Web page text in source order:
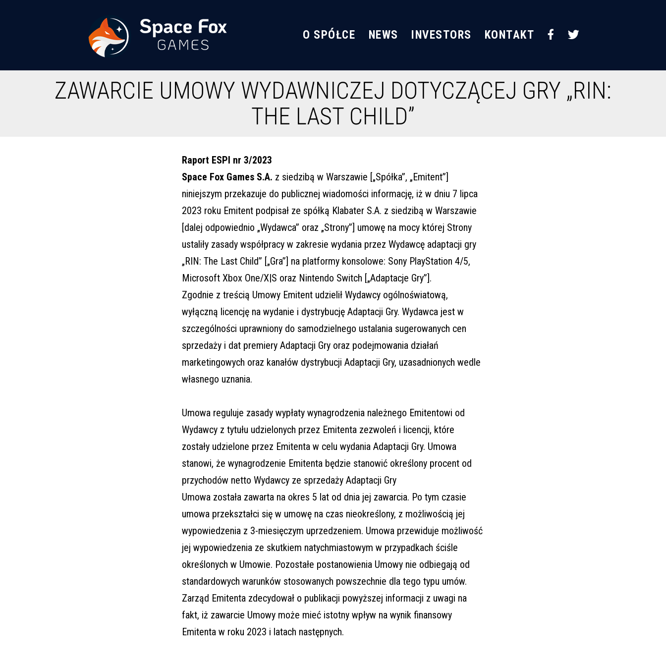
Fox
O SPÓŁCE NEWS INVESTORS KONTAKT
ZAWARCIE UMOWY WYDAWNICZEJ DOTYCZĄCEJ GRY „RIN:
THE LAST CHILD”
Raport ESPI nr 3/2023
Space Fox Games S.A. z siedzibą w Warszawie [„Spółka”, „Emitent”]
niniejszym przekazuje do publicznej wiadomości informację, iż w dniu 7 lipca
2023 roku Emitent podpisał ze spółką Klabater S.A. z siedzibą w Warszawie
[dalej odpowiednio „Wydawca” oraz „Strony”] umowę na mocy której Strony
ustaliły zasady współpracy w zakresie wydania przez Wydawcę adaptacji gry
„RIN: The Last Child” [„Gra”] na platformy konsolowe: Sony PlayStation 4/5,
Microsoft Xbox One/X|S oraz Nintendo Switch [„Adaptacje Gry”].
Zgodnie z treścią Umowy Emitent udzielił Wydawcy ogólnoświatową,
wyłączną licencję na wydanie i dystrybucję Adaptacji Gry. Wydawca jest w
szczególności uprawniony do samodzielnego ustalania sugerowanych cen
sprzedaży i dat premiery Adaptacji Gry oraz podejmowania działań
marketingowych oraz kanałów dystrybucji Adaptacji Gry, uzasadnionych wedle
własnego uznania.
Umowa reguluje zasady wypłaty wynagrodzenia należnego Emitentowi od
Wydawcy z tytułu udzielonych przez Emitenta zezwoleń i licencji, które
zostały udzielone przez Emitenta w celu wydania Adaptacji Gry. Umowa
stanowi, że wynagrodzenie Emitenta będzie stanowić określony procent od
przychodów netto Wydawcy ze sprzedaży Adaptacji Gry
Umowa została zawarta na okres 5 lat od dnia jej zawarcia. Po tym czasie
umowa przekształci się w umowę na czas nieokreślony, z możliwością jej
wypowiedzenia z 3-miesięczym uprzedzeniem. Umowa przewiduje możliwość
jej wypowiedzenia ze skutkiem natychmiastowym w przypadkach ściśle
określonych w Umowie. Pozostałe postanowienia Umowy nie odbiegają od
standardowych warunków stosowanych powszechnie dla tego typu umów.
Zarząd Emitenta zdecydował o publikacji powyższej informacji z uwagi na
fakt, iż zawarcie Umowy może mieć istotny wpływ na wynik finansowy
Emitenta w roku 2023 i latach następnych.